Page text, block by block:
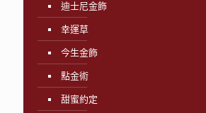
迪士尼金飾
幸運草
今生金飾
點金術
甜蜜約定